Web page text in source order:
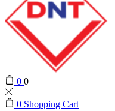
0 0
0 Shopping Cart